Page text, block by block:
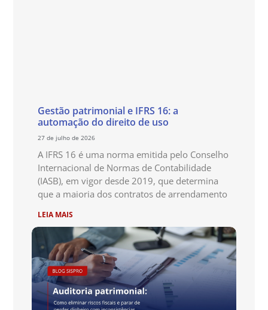
Gestão patrimonial e IFRS 16: a
automação do direito de uso
27 de julho de 2026
A IFRS 16 é uma norma emitida pelo Conselho
Internacional de Normas de Contabilidade
(IASB), em vigor desde 2019, que determina
que a maioria dos contratos de arrendamento
LEIA MAIS